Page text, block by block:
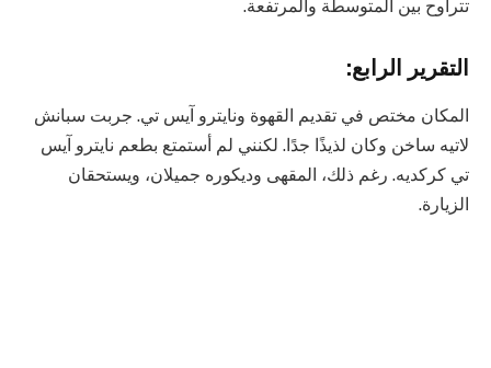
تتراوح بين المتوسطة والمرتفعة.
التقرير الرابع:
المكان مختص في تقديم القهوة ونايترو آيس تي. جربت سبانش
لاتيه ساخن وكان لذيذًا جدًا. لكنني لم أستمتع بطعم نايترو آيس
تي كركديه. رغم ذلك، المقهى وديكوره جميلان، ويستحقان
الزيارة.